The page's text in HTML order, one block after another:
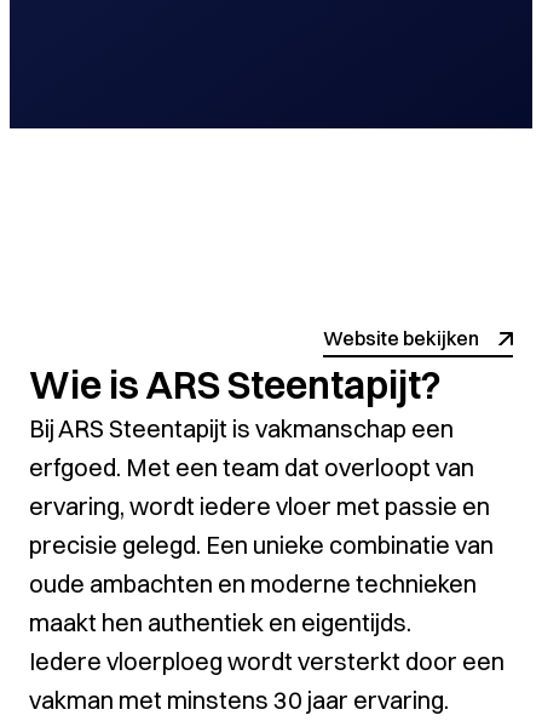
Website bekijken
Wie is ARS Steentapijt?
Bij ARS Steentapijt is vakmanschap een
erfgoed. Met een team dat overloopt van
ervaring, wordt iedere vloer met passie en
precisie gelegd. Een unieke combinatie van
oude ambachten en moderne technieken
maakt hen authentiek en eigentijds.
Iedere vloerploeg wordt versterkt door een
vakman met minstens 30 jaar ervaring.